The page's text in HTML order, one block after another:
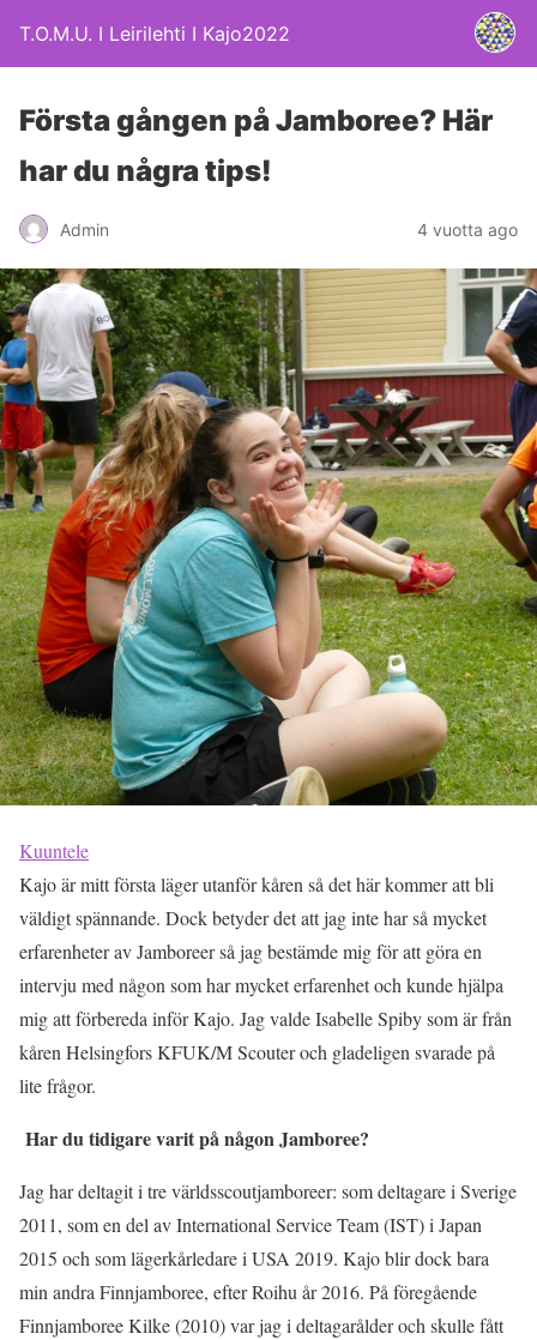
T.O.M.U. I Leirilehti I Kajo2022
Första gången på Jamboree? Här
har du några tips!
Admin 4 vuotta ago
Kuuntele
Kajo är mitt första läger utanför kåren så det här kommer att bli
väldigt spännande. Dock betyder det att jag inte har så mycket
erfarenheter av Jamboreer så jag bestämde mig för att göra en
intervju med någon som har mycket erfarenhet och kunde hjälpa
mig att förbereda inför Kajo. Jag valde Isabelle Spiby som är från
kåren Helsingfors KFUK/M Scouter och gladeligen svarade på
lite frågor.
Har du tidigare varit på någon Jamboree?
Jag har deltagit i tre världsscoutjamboreer: som deltagare i Sverige
2011, som en del av International Service Team (IST) i Japan
2015 och som lägerkårledare i USA 2019. Kajo blir dock bara
min andra Finnjamboree, efter Roihu år 2016. På föregående
Finnjamboree Kilke (2010) var jag i deltagarålder och skulle fått